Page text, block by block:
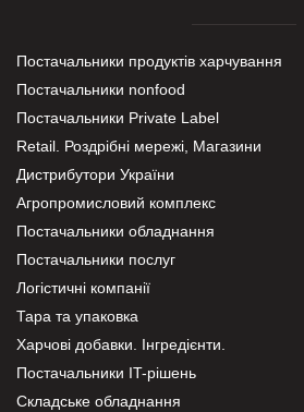
Постачальники продуктів харчування
Постачальники nonfood
Постачальники Private Label
Retail. Роздрібні мережі, Магазини
Дистрибутори України
Агропромисловий комплекс
Постачальники обладнання
Постачальники послуг
Логістичні компанії
Тара та упаковка
Харчові добавки. Інгредієнти.
Постачальники IT-рішень
Складське обладнання